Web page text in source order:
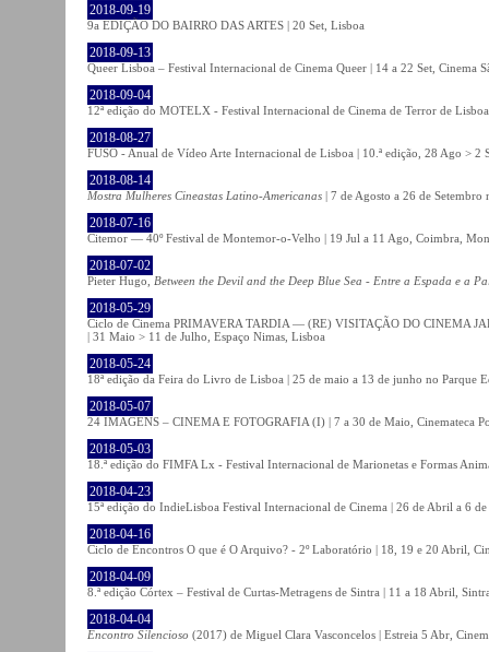
2018-09-19
9a EDIÇÃO DO BAIRRO DAS ARTES | 20 Set, Lisboa
2018-09-13
Queer Lisboa – Festival Internacional de Cinema Queer | 14 a 22 Set, Cinema
2018-09-04
12ª edição do MOTELX - Festival Internacional de Cinema de Terror de
2018-08-27
FUSO - Anual de Vídeo Arte Internacional de Lisboa | 10.ª edição, 28 Ago > 2
2018-08-14
Mostra Mulheres Cineastas Latino-Americanas | 7 de Agosto a 26 de Setembro
2018-07-16
Citemor — 40º Festival de Montemor-o-Velho | 19 Jul a 11 Ago, Coimbra,
2018-07-02
Pieter Hugo, Between the Devil and the Deep Blue Sea - Entre a Espada e a
2018-05-29
Ciclo de Cinema PRIMAVERA TARDIA — (RE) VISITAÇÃO DO CINEMA
| 31 Maio > 11 de Julho, Espaço Nimas, Lisboa
2018-05-24
18ª edição da Feira do Livro de Lisboa | 25 de maio a 13 de junho no Parque
2018-05-07
24 IMAGENS – CINEMA E FOTOGRAFIA (I) | 7 a 30 de Maio, Cinemateca
2018-05-03
18.ª edição do FIMFA Lx - Festival Internacional de Marionetas e Formas
2018-04-23
15ª edição do IndieLisboa Festival Internacional de Cinema | 26 de Abril a 6
2018-04-16
Ciclo de Encontros O que é O Arquivo? - 2º Laboratório | 18, 19 e 20 Abril,
2018-04-09
8.ª edição Córtex – Festival de Curtas-Metragens de Sintra | 11 a 18 Abril,
2018-04-04
Encontro Silencioso (2017) de Miguel Clara Vasconcelos | Estreia 5 Abr,